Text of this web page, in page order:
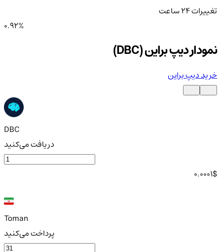
تغییرات ۲۴ ساعت
0.92%
نمودار دیپ براین (DBC)
خرید دیپ براین
DBC
دریافت می‌کنید
0.0001$
Toman
پرداخت می‌کنید